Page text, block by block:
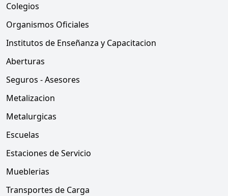
Colegios
Organismos Oficiales
Institutos de Enseñanza y Capacitacion
Aberturas
Seguros - Asesores
Metalizacion
Metalurgicas
Escuelas
Estaciones de Servicio
Mueblerias
Transportes de Carga